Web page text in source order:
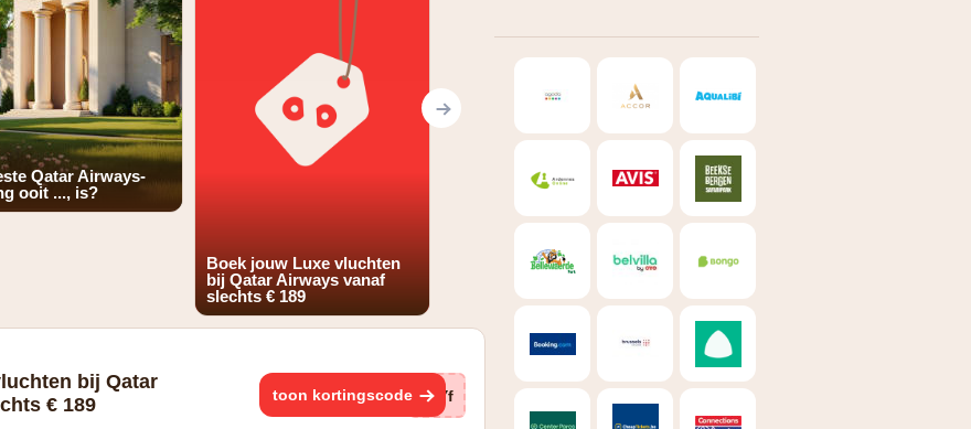
Qatar Airways-
ooit ..., is?
Boek jouw Luxe vluchten
bij Qatar Airways vanaf
slechts € 189
bij Qatar
€ 189
toon kortingscode zYf